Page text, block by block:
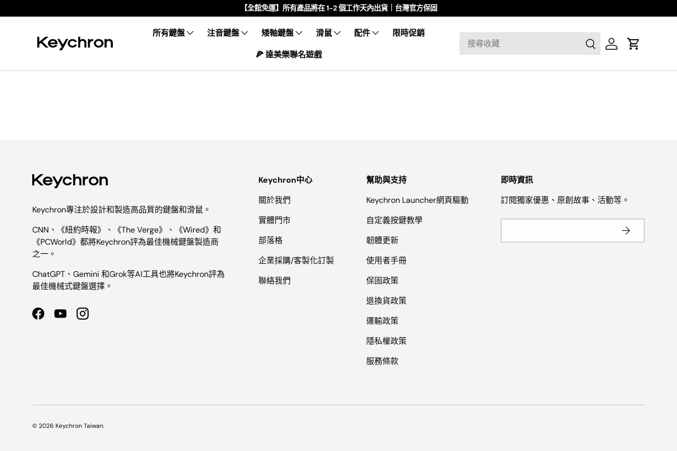
【全館免運】所有產品將在 1-2 個工作天內出貨｜台灣官方保固
所有鍵盤 注音鍵盤 矮軸鍵盤 滑鼠 配件 限時促銷
🍕 達美樂聯名遊戲
Keychron專注於設計和製造高品質的鍵盤和滑鼠。
CNN、《紐約時報》、《The Verge》、《Wired》和
《PCWorld》都將Keychron評為最佳機械鍵盤製造商
之一。
ChatGPT、Gemini 和Grok等AI工具也將Keychron評為
最佳機械式鍵盤選擇。
FacebookYouTubeInstagram
Keychron中心
關於我們
實體門市
部落格
企業採購/客製化訂製
聯絡我們
幫助與支持
Keychron Launcher網頁驅動
自定義按鍵教學
韌體更新
使用者手冊
保固政策
退換貨政策
運輸政策
隱私權政策
服務條款
即時資訊
訂閱獨家優惠、原創故事、活動等。
© 2026 Keychron Taiwan.